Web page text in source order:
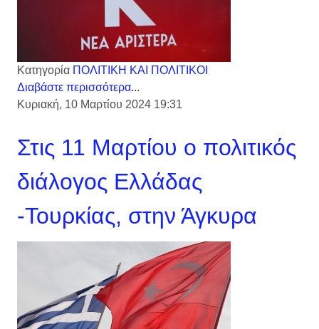
Κατηγορία ΠΟΛΙΤΙΚΗ ΚΑΙ ΠΟΛΙΤΙΚΟΙ
Διαβάστε περισσότερα...
Κυριακή, 10 Μαρτίου 2024 19:31
Στις 11 Μαρτίου ο πολιτικός
διάλογος Ελλάδας
-Τουρκίας, στην Άγκυρα